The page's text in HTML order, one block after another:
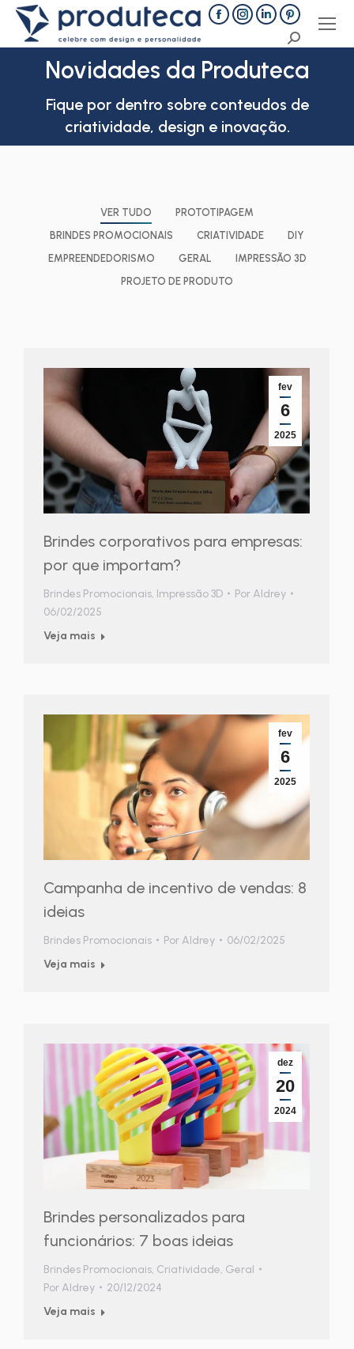
Facebook
page
opens
new
window
Instagram
page
opens
new
window
Linkedin
page
opens
new
window
Pinterest
page
opens
new
Search:
Novidades da Produteca
Fique por dentro sobre conteudos de
criatividade, design e inovação.
Você está aqui:
VER TUDO
PROTOTIPAGEM
BRINDES PROMOCIONAIS
CRIATIVIDADE
DIY
EMPREENDEDORISMO
GERAL
IMPRESSÃO 3D
PROJETO DE PRODUTO
fev
6
2025
Brindes corporativos para empresas:
por que importam?
Brindes Promocionais, Impressão 3D Por Aldrey
06/02/2025
Veja mais
fev
6
2025
Campanha de incentivo de vendas: 8
ideias
Brindes Promocionais Por Aldrey
06/02/2025
Veja mais
dez
20
2024
Brindes personalizados para
funcionários: 7 boas ideias
Brindes Promocionais, Criatividade, Geral
Por Aldrey
20/12/2024
Veja mais